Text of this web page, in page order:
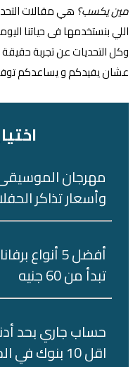
مين يكسب؟ هي مقالات
اللي بنستخدمها فى حياتنا
وكل التحديات عن تجربة حقيقة
عشان يفيدكم و يساعدكم
مهرجان الموسيقى
وأسعار تذاكر
أفضل 5
تبدأ من 60 جنيه
اقل 10 بنوك في الحد الأدنى